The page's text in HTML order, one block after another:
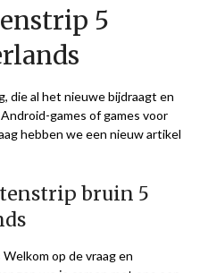
5
die al het nieuwe bijdraagt ​​en
games of games voor
hebben we een nieuw artikel
bruin 5
Welkom op de vraag en